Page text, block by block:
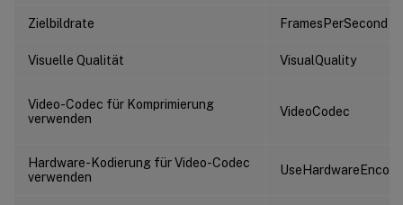
Zielbildrate FramesPerSecond
Visuelle Qualität VisualQuality
Video-Codec für Komprimierung
verwenden
VideoCodec
Hardware-Kodierung für Video-Codec
verwenden